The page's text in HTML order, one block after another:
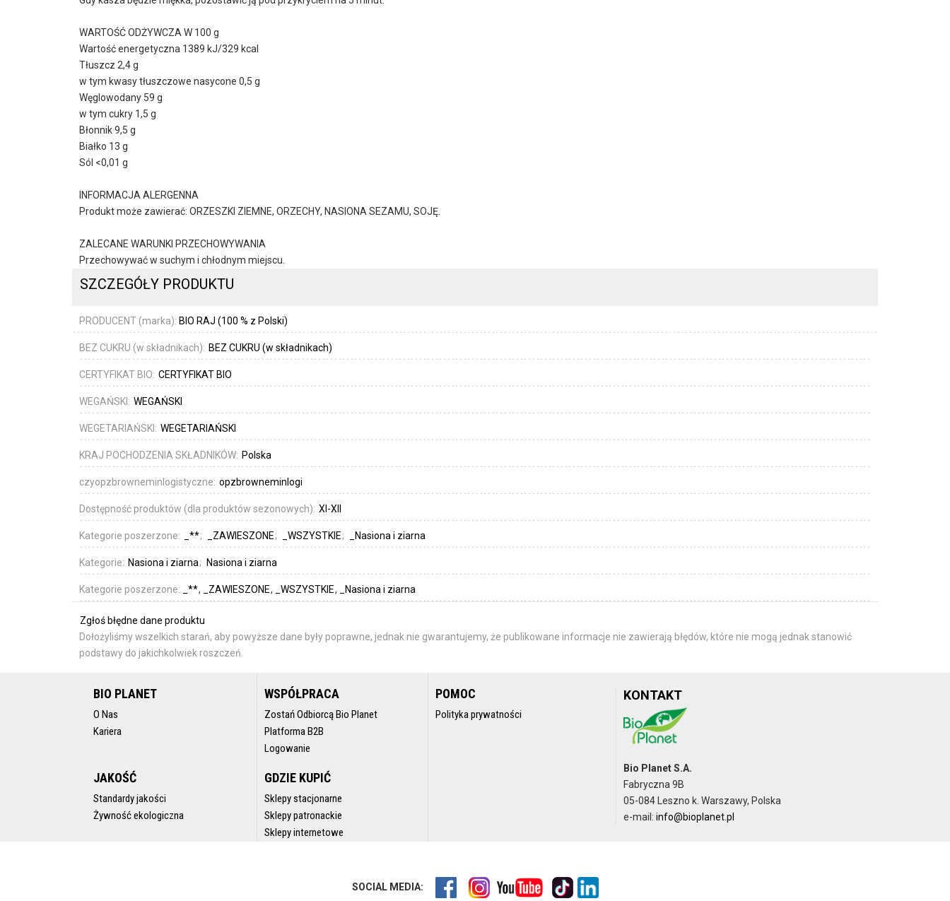
WARTOŚĆ ODŻYWCZA W 100 g
Wartość energetyczna 1389 kJ/329 kcal
Tłuszcz 2,4 g
w tym kwasy tłuszczowe nasycone 0,5 g
Węglowodany 59 g
w tym cukry 1,5 g
Błonnik 9,5 g
Białko 13 g
Sól <0,01 g
INFORMACJA ALERGENNA
Produkt może zawierać: ORZESZKI ZIEMNE, ORZECHY, NASIONA SEZAMU, SOJĘ.
ZALECANE WARUNKI PRZECHOWYWANIA
Przechowywać w suchym i chłodnym miejscu.
SZCZEGÓŁY PRODUKTU
PRODUCENT (marka): BIO RAJ (100 % z Polski)
BEZ CUKRU (w składnikach): BEZ CUKRU (w składnikach)
CERTYFIKAT BIO: CERTYFIKAT BIO
WEGAŃSKI: WEGAŃSKI
WEGETARIAŃSKI: WEGETARIAŃSKI
KRAJ POCHODZENIA SKŁADNIKÓW: Polska
czyopzbrowneminlogistyczne: opzbrowneminlogi
Dostępność produktów (dla produktów sezonowych): XI-XII
Kategorie poszerzone: _** _ZAWIESZONE _WSZYSTKIE _Nasiona i ziarna
Kategorie: Nasiona i ziarna Nasiona i ziarna
Kategorie poszerzone: _** _ZAWIESZONE _WSZYSTKIE _Nasiona i ziarna
Zgłoś błędne dane produktu
Dołożyliśmy wszelkich starań, aby powyższe dane były poprawne, jednak nie gwarantujemy, że publikowane informacje nie zawierają błędów, które nie mogą jednak stanowić
podstawy do jakichkolwiek roszczeń.
BIO PLANET
O Nas
Kariera
WSPÓŁPRACA
Zostań Odbiorcą Bio Planet
Platforma B2B
Logowanie
POMOC
Polityka prywatności
JAKOŚĆ
Standardy jakości
Żywność ekologiczna
GDZIE KUPIĆ
Sklepy stacjonarne
Sklepy patronackie
Sklepy internetowe
KONTAKT
Bio Planet S.A.
Fabryczna 9B
05-084 Leszno k. Warszawy, Polska
e-mail:info@bioplanet.pl
SOCIAL MEDIA: